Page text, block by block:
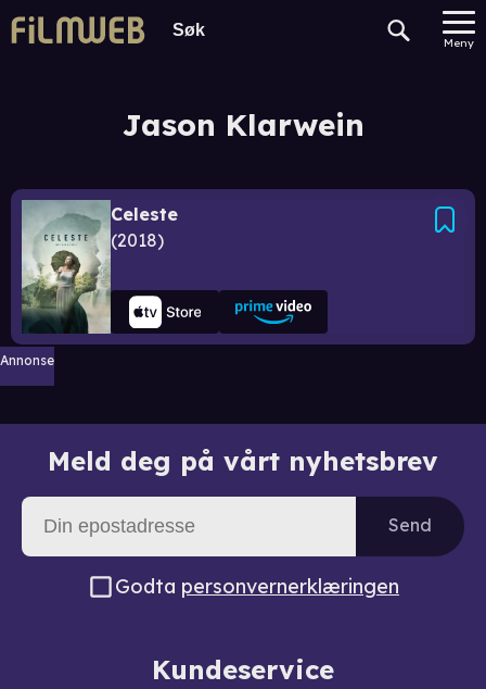
Meny
Jason Klarwein
Celeste
2018
Annonse
Meld deg på vårt nyhetsbrev
Send
Godta personvernerklæringen
Kundeservice